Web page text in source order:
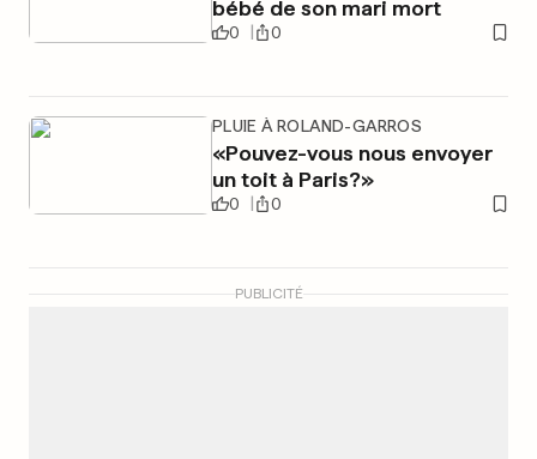
bébé de son mari mort
0 0
PLUIE À ROLAND-GARROS
«Pouvez-vous nous envoyer
un toit à Paris?»
0 0
PUBLICITÉ